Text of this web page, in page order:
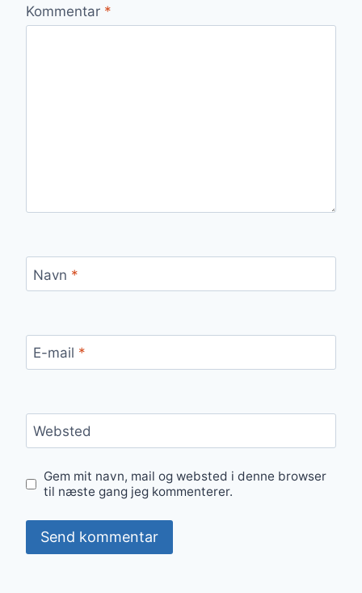
Kommentar *
Navn *
E-mail *
Websted
Gem mit navn, mail og websted i denne browser
til næste gang jeg kommenterer.